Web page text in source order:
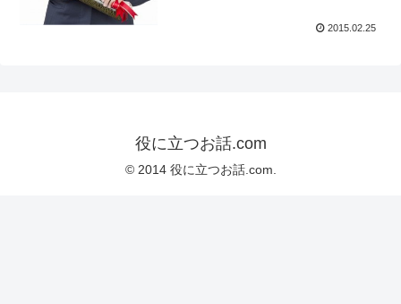
2015.02.25
役に立つお話.com
© 2014 役に立つお話.com.